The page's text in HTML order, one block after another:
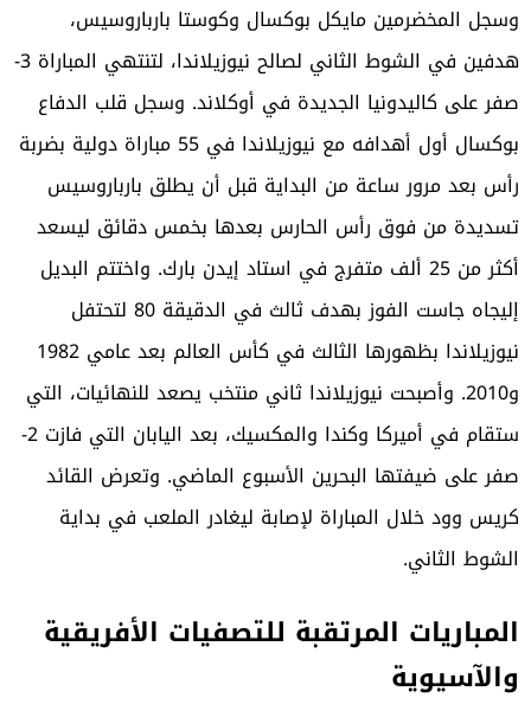
وسجل المخضرمين مايكل بوكسال وكوستا بارباروسيس،
هدفين في الشوط الثاني لصالح نيوزيلاندا، لتنتهي المباراة 3-
صفر على كاليدونيا الجديدة في أوكلاند. وسجل قلب الدفاع
بوكسال أول أهدافه مع نيوزيلاندا في 55 مباراة دولية بضربة
رأس بعد مرور ساعة من البداية قبل أن يطلق بارباروسيس
تسديدة من فوق رأس الحارس بعدها بخمس دقائق ليسعد
أكثر من 25 ألف متفرج في استاد إيدن بارك. واختتم البديل
إليجاه جاست الفوز بهدف ثالث في الدقيقة 80 لتحتفل
نيوزيلاندا بظهورها الثالث في كأس العالم بعد عامي 1982
و2010. وأصبحت نيوزيلاندا ثاني منتخب يصعد للنهائيات، التي
ستقام في أميركا وكندا والمكسيك، بعد اليابان التي فازت 2-
صفر على ضيفتها البحرين الأسبوع الماضي. وتعرض القائد
كريس وود خلال المباراة لإصابة ليغادر الملعب في بداية
الشوط الثاني.
المباريات المرتقبة للتصفيات الأفريقية
والآسيوية